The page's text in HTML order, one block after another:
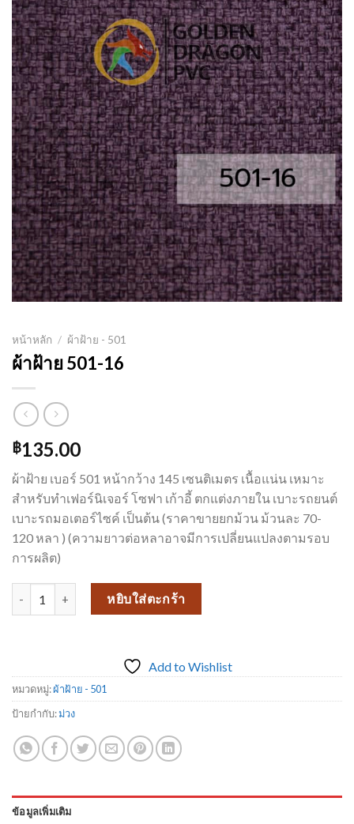
หน้าหลัก / ผ้าฝ้าย - 501
ผ้าฝ้าย 501-16
฿135.00
ผ้าฝ้าย เบอร์ 501 หน้ากว้าง 145 เซนติเมตร เนื้อแน่น เหมาะ
สำหรับทำเฟอร์นิเจอร์ โซฟา เก้าอี้ ตกแต่งภายใน เบาะรถยนต์
เบาะรถมอเตอร์ไซค์ เป็นต้น (ราคาขายยกม้วน ม้วนละ 70-
120 หลา ) (ความยาวต่อหลาอาจมีการเปลี่ยนแปลงตามรอบ
การผลิต)
จำนวน ผ้าฝ้าย 501-16 ชิ้นหยิบใส่ตะกร้า
Add to Wishlist
หมวดหมู่:ผ้าฝ้าย - 501
ป้ายกำกับ:ม่วง
ข้อมูลเพิ่มเติม